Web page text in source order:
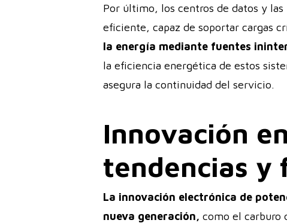
Por último, los centros de datos y
eficiente, capaz de soportar cargas
la energía mediante fuentes
la eficiencia energética de estos
asegura la continuidad del servicio.
Innovación
tendencias y
La innovación electrónica de
nueva generación, como el carburo